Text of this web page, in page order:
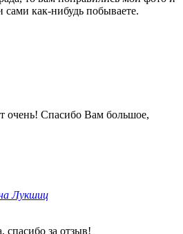
сами как-нибудь побываете.
очень! Спасибо Вам большое,
Лукшиц
спасибо за отзыв!